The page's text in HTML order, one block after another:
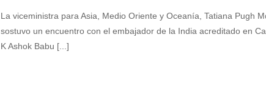
La viceministra para Asia, Medio Oriente y Oceanía, Tatiana Pugh
sostuvo un encuentro con el embajador de la India acreditado en
K Ashok Babu [...]